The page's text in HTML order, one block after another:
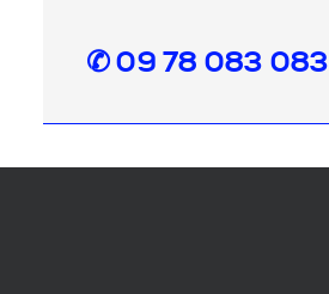
✆ 09 78 083 083